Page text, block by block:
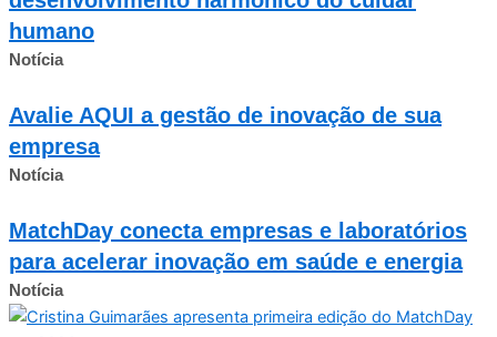
humano
Notícia
Avalie AQUI a gestão de inovação de sua
empresa
Notícia
MatchDay conecta empresas e laboratórios
para acelerar inovação em saúde e energia
Notícia